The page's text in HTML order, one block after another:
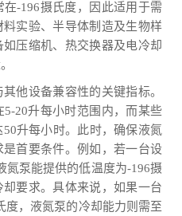
-196摄氏度，因此适用于需
实验、半导体制造及生物样
压缩机、热交换器及电冷却
设备兼容性的关键指标。
20升每小时范围内，而某些
升每小时。此时，确保液氮
首要条件。例如，若一台设
氮泵能提供的低温度为-196摄
要求。具体来说，如果一台
度，液氮泵的冷却能力则需至